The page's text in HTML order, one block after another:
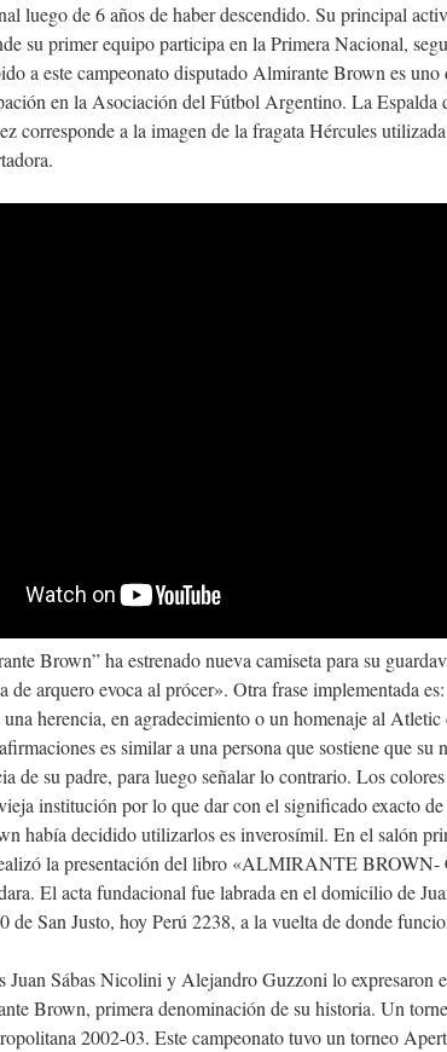
luego de 6 años de haber descendido. Su principal
su primer equipo participa en la Primera Nacional,
a este campeonato disputado Almirante Brown es
en la Asociación del Fútbol Argentino. La Espalda
corresponde a la imagen de la fragata Hércules
Brown” ha estrenado nueva camiseta para su
de arquero evoca al prócer». Otra frase implementada
herencia, en agradecimiento o un homenaje al
es similar a una persona que sostiene que
de su padre, para luego señalar lo contrario. Los
institución por lo que dar con el significado exacto
había decidido utilizarlos es inverosímil. En el salón
la presentación del libro «ALMIRANTE BROWN-
El acta fundacional fue labrada en el domicilio de
de San Justo, hoy Perú 2238, a la vuelta de donde
Juan Sábas Nicolini y Alejandro Guzzoni lo expresaron
Brown, primera denominación de su historia. Un
2002-03. Este campeonato tuvo un torneo